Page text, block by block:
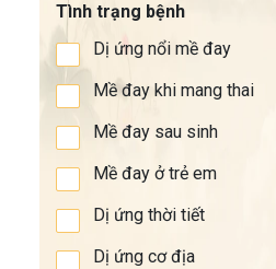
Tình trạng bệnh
Dị ứng nổi mề đay
Mề đay khi mang thai
Mề đay sau sinh
Mề đay ở trẻ em
Dị ứng thời tiết
Dị ứng cơ địa